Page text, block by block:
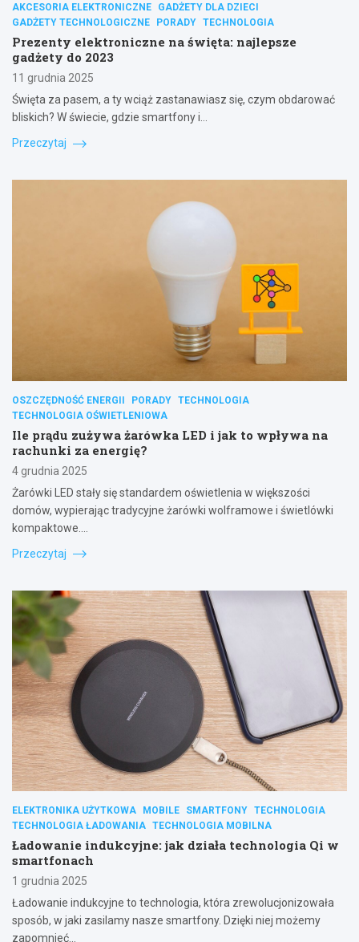
AKCESORIA ELEKTRONICZNE
GADŻETY DLA DZIECI
GADŻETY TECHNOLOGICZNE
PORADY TECHNOLOGIA
Prezenty elektroniczne na święta: najlepsze
gadżety do 2023
11 grudnia 2025
Święta za pasem, a ty wciąż zastanawiasz się, czym obdarować
bliskich? W świecie, gdzie smartfony i…
Przeczytaj
OSZCZĘDNOŚĆ ENERGII PORADY TECHNOLOGIA
TECHNOLOGIA OŚWIETLENIOWA
Ile prądu zużywa żarówka LED i jak to wpływa na
rachunki za energię?
4 grudnia 2025
Żarówki LED stały się standardem oświetlenia w większości
domów, wypierając tradycyjne żarówki wolframowe i świetlówki
kompaktowe.…
Przeczytaj
ELEKTRONIKA UŻYTKOWA MOBILE SMARTFONY TECHNOLOGIA
TECHNOLOGIA ŁADOWANIA TECHNOLOGIA MOBILNA
Ładowanie indukcyjne: jak działa technologia Qi w
smartfonach
1 grudnia 2025
Ładowanie indukcyjne to technologia, która zrewolucjonizowała
sposób, w jaki zasilamy nasze smartfony. Dzięki niej możemy
zapomnieć…